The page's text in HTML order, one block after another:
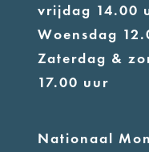
vrijdag 14.00
Woensdag
Zaterdag &
17.00 uur
Nationaal